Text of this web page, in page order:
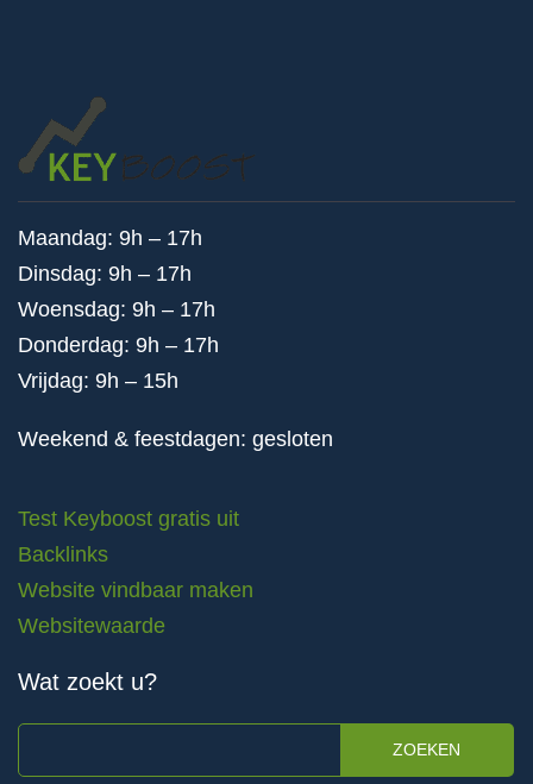
Maandag: 9h – 17h
Dinsdag: 9h – 17h
Woensdag: 9h – 17h
Donderdag: 9h – 17h
Vrijdag: 9h – 15h
Weekend & feestdagen: gesloten
Test Keyboost gratis uit
Backlinks
Website vindbaar maken
Websitewaarde
Wat zoekt u?
ZOEKEN